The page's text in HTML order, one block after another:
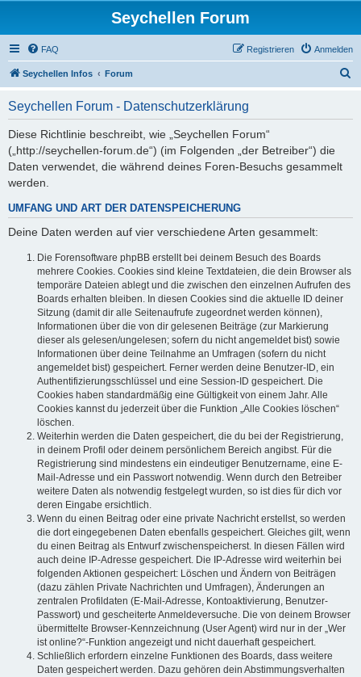
Seychellen Forum
FAQ Anmelden
Registrieren
Seychellen Infos Forum
Seychellen Forum - Datenschutzerklärung
Diese Richtlinie beschreibt, wie „Seychellen Forum“
(„http://seychellen-forum.de“) (im Folgenden „der Betreiber“) die
Daten verwendet, die während deines Foren-Besuchs gesammelt
werden.
UMFANG UND ART DER DATENSPEICHERUNG
Deine Daten werden auf vier verschiedene Arten gesammelt:
Die Forensoftware phpBB erstellt bei deinem Besuch des Boards
mehrere Cookies. Cookies sind kleine Textdateien, die dein Browser als
temporäre Dateien ablegt und die zwischen den einzelnen Aufrufen des
Boards erhalten bleiben. In diesen Cookies sind die aktuelle ID deiner
Sitzung (damit dir alle Seitenaufrufe zugeordnet werden können),
Informationen über die von dir gelesenen Beiträge (zur Markierung
dieser als gelesen/ungelesen; sofern du nicht angemeldet bist) sowie
Informationen über deine Teilnahme an Umfragen (sofern du nicht
angemeldet bist) gespeichert. Ferner werden deine Benutzer-ID, ein
Authentifizierungsschlüssel und eine Session-ID gespeichert. Die
Cookies haben standardmäßig eine Gültigkeit von einem Jahr. Alle
Cookies kannst du jederzeit über die Funktion „Alle Cookies löschen“
löschen.
Weiterhin werden die Daten gespeichert, die du bei der Registrierung,
in deinem Profil oder deinem persönlichem Bereich angibst. Für die
Registrierung sind mindestens ein eindeutiger Benutzername, eine E-
Mail-Adresse und ein Passwort notwendig. Wenn durch den Betreiber
weitere Daten als notwendig festgelegt wurden, so ist dies für dich vor
deren Eingabe ersichtlich.
Wenn du einen Beitrag oder eine private Nachricht erstellst, so werden
die dort eingegebenen Daten ebenfalls gespeichert. Gleiches gilt, wenn
du einen Beitrag als Entwurf zwischenspeicherst. In diesen Fällen wird
auch deine IP-Adresse gespeichert. Die IP-Adresse wird weiterhin bei
folgenden Aktionen gespeichert: Löschen und Ändern von Beiträgen
(dazu zählen Private Nachrichten und Umfragen), Änderungen an
zentralen Profildaten (E-Mail-Adresse, Kontoaktivierung, Benutzer-
Passwort) und gescheiterte Anmeldeversuche. Die von deinem Browser
übermittelte Browser-Kennzeichnung (User Agent) wird nur in der „Wer
ist online?“-Funktion angezeigt und nicht dauerhaft gespeichert.
Schließlich erfordern einzelne Funktionen des Boards, dass weitere
Daten gespeichert werden. Dazu gehören dein Abstimmungsverhalten